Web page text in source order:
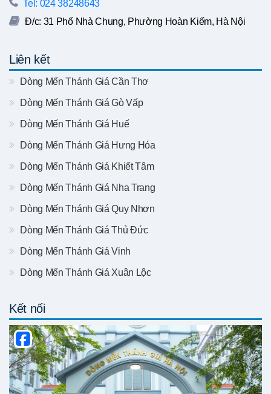
Tel: 024 38248643
Đ/c: 31 Phố Nhà Chung, Phường Hoàn Kiếm, Hà Nội
Liên kết
Dòng Mến Thánh Giá Cần Thơ
Dòng Mến Thánh Giá Gò Vấp
Dòng Mến Thánh Giá Huế
Dòng Mến Thánh Giá Hưng Hóa
Dòng Mến Thánh Giá Khiết Tâm
Dòng Mến Thánh Giá Nha Trang
Dòng Mến Thánh Giá Quy Nhơn
Dòng Mến Thánh Giá Thủ Đức
Dòng Mến Thánh Giá Vinh
Dòng Mến Thánh Giá Xuân Lộc
Kết nối